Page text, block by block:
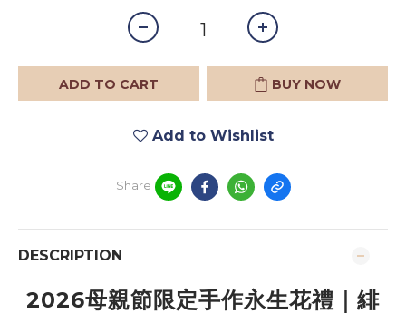
ADD TO CART BUY NOW
Add to Wishlist
Share
DESCRIPTION
2026母親節限定手作永生花禮｜緋